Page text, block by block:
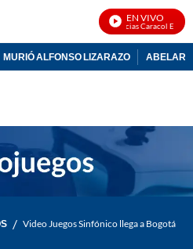
EN VIVO
Noticias Caracol En Vivo
MURIÓ ALFONSO LIZARAZO
/ Video Juegos Sinfónico llega a Bogotá